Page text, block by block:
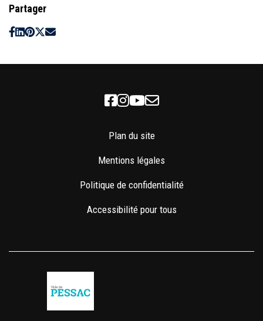
Partager
Facebook
Instagram
Youtube
Newsletter
Plan du site
Mentions légales
Politique de confidentialité
Accessibilité pour tous